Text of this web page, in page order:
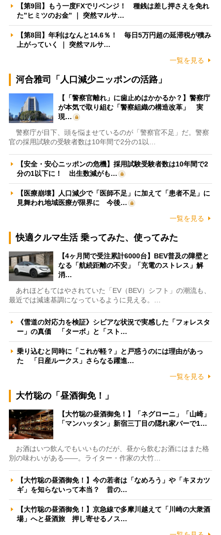
【第9回】もう一度FXでリベンジ！ 種銭は差し押さえを免れ
た”ヒミツのお金” ｜ 突然マルサ…
【第8回】年利はなんと14.6％！ 毎日5万円超の延滞税が積み
上がっていく ｜ 突然マルサ…
一覧を見る
河合雅司「人口減少ニッポンの活路」
【「警察官離れ」に歯止めはかかるか？】警察庁
が本気で取り組む「警察組織の構造改革」 実
現…
警察庁が目下、頭を悩ませているのが「警察官不足」だ。警察
官の採用試験の受験者数は10年間で2分の1以…
【安全・安心ニッポンの危機】採用試験受験者数は10年間で2
分の1以下に！ 出生数減がも…
【医療崩壊】人口減少で「医師不足」に加えて「患者不足」に
見舞われ地域医療が限界に 今後…
一覧を見る
快適クルマ生活 乗ってみた、使ってみた
【4ヶ月間で受注累計6000台】BEV普及の障壁と
なる「航続距離の不安」「充電のストレス」解
消…
あれほどもてはやされていた「EV（BEV）シフト」の潮流も、
最近では減速基調になっているように見える。…
《雪道の対応力を検証》シビアな状況で実感した「フォレスタ
ー」の真価 「ターボ」と「スト…
乗り込むと同時に「これが軽？」と戸惑うのには理由があっ
た 「日産ルークス」さらなる躍進…
一覧を見る
大竹聡の「昼酒御免！」
【大竹聡の昼酒御免！】「ネグローニ」「山崎」
「マンハッタン」新宿三丁目の隠れ家バーで1…
お酒はいつ飲んでもいいものだが、昼から飲むお酒にはまた格
別の味わいがある――。ライター・作家の大竹…
【大竹聡の昼酒御免！】今の若者は「なめろう」や「キヌカツ
ギ」を知らないって本当？ 昔の…
【大竹聡の昼酒御免！】京急線で多摩川越えて「川崎の大衆酒
場」へと昼酒旅 押し寄せるノス…